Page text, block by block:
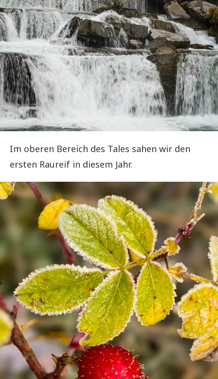
Im oberen Bereich des Tales sahen wir den
ersten Raureif in diesem Jahr.